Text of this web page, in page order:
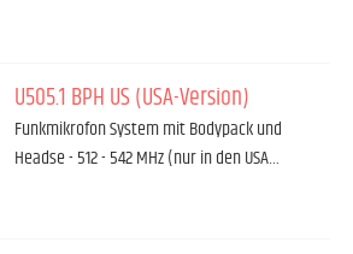
U505.1 BPH US (USA-Version)
Funkmikrofon System mit Bodypack und
Headse - 512 - 542 MHz (nur in den USA…